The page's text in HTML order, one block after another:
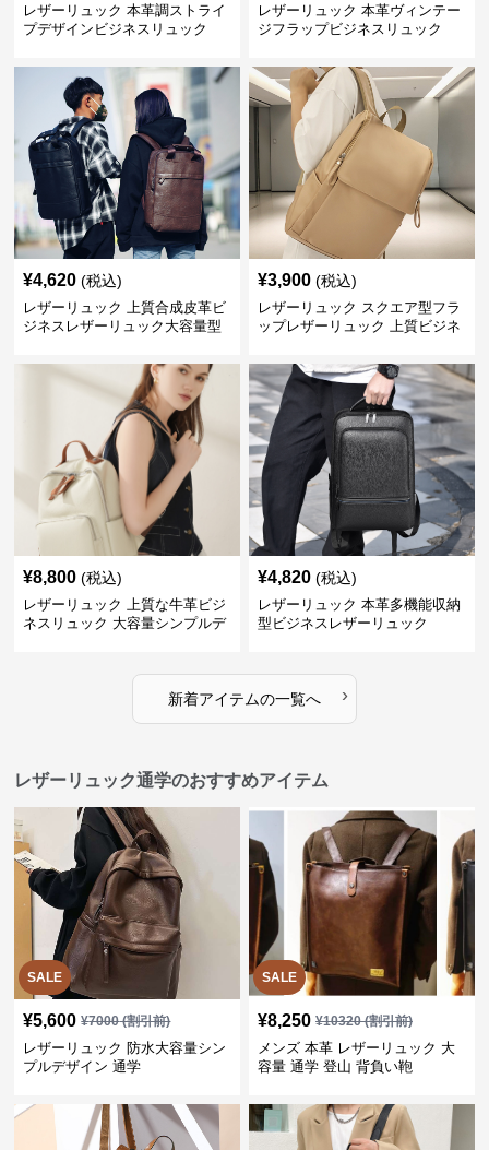
レザーリュック 本革調ストライ
プデザインビジネスリュック
レザーリュック 本革ヴィンテー
ジフラップビジネスリュック
¥4,620 (税込)
レザーリュック 上質合成皮革ビ
ジネスレザーリュック大容量型
¥3,900 (税込)
レザーリュック スクエア型フラ
ップレザーリュック 上質ビジネ
¥8,800 (税込)
レザーリュック 上質な牛革ビジ
ネスリュック 大容量シンプルデ
¥4,820 (税込)
レザーリュック 本革多機能収納
型ビジネスレザーリュック
新着アイテムの一覧へ ›
レザーリュック通学のおすすめアイテム
SALE
¥5,600 ¥7000(割引前)
レザーリュック 防水大容量シン
プルデザイン 通学
SALE
¥8,250 ¥10320(割引前)
メンズ 本革 レザーリュック 大
容量 通学 登山 背負い鞄